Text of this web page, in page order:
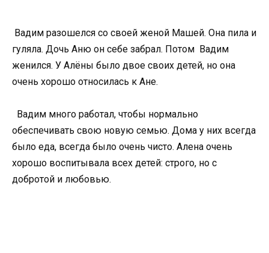
Вадим разошелся со своей женой Машей. Она пила и
гуляла. Дочь Аню он себе забрал. Потом Вадим
женился. У Алёны было двое своих детей, но она
очень хорошо относилась к Ане.
Вадим много работал, чтобы нормально
обеспечивать свою новую семью. Дома у них всегда
было еда, всегда было очень чисто. Алена очень
хорошо воспитывала всех детей: строго, но с
добротой и любовью.